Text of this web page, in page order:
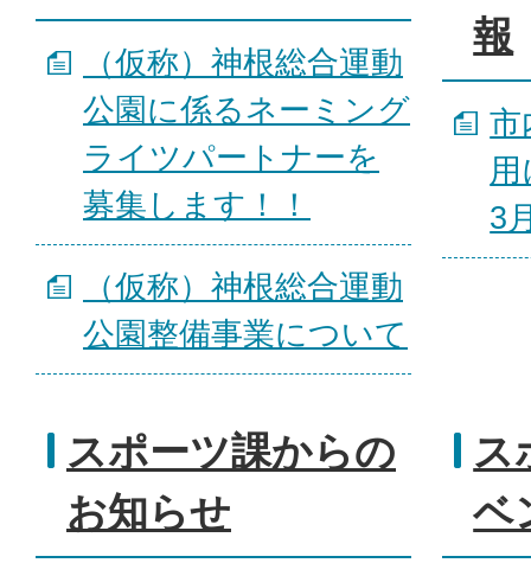
（仮称）神根総合運動
公園に係るネーミング
ライツパートナーを
募集します！！
（仮称）神根総合運動
公園整備事業について
報
市
3
スポーツ課からの
お知らせ
ス
ベ